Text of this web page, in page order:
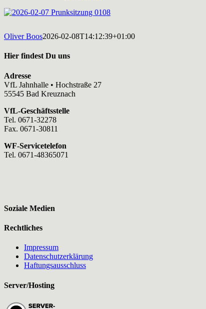
Oliver Boos2026-02-08T14:12:39+01:00
Hier findest Du uns
Adresse
VfL Jahnhalle • Hochstraße 27
55545 Bad Kreuznach
VfL-Geschäftsstelle
Tel. 0671-32278
Fax. 0671-30811
WF-Servicetelefon
Tel. 0671-48365071
Soziale Medien
Rechtliches
Impressum
Datenschutzerklärung
Haftungsausschluss
Server/Hosting